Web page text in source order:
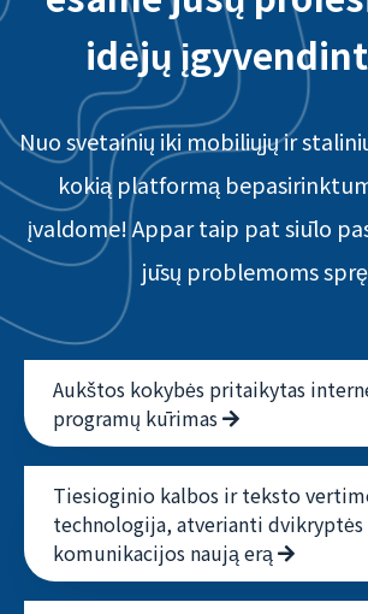
idėjų
Nuo svetainių iki mobiliųjų ir
kokią platformą
įvaldome! Appar taip pat siūlo
jūsų problemoms
Aukštos kokybės pritaikytas
programų kūrimas
Tiesioginio kalbos ir teksto
technologija, atverianti dvikryptės
komunikacijos naują erą